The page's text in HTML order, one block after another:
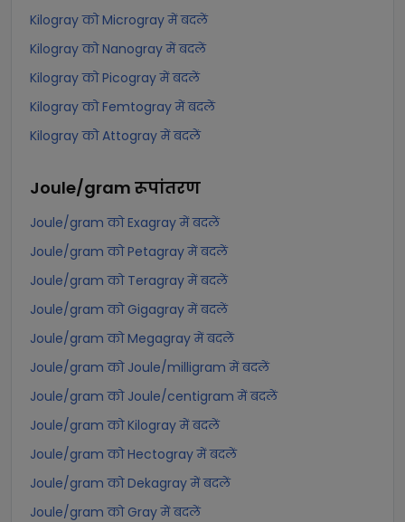
Kilogray को Microgray में बदलें
Kilogray को Nanogray में बदलें
Kilogray को Picogray में बदलें
Kilogray को Femtogray में बदलें
Kilogray को Attogray में बदलें
Joule/gram रूपांतरण
Joule/gram को Exagray में बदलें
Joule/gram को Petagray में बदलें
Joule/gram को Teragray में बदलें
Joule/gram को Gigagray में बदलें
Joule/gram को Megagray में बदलें
Joule/gram को Joule/milligram में बदलें
Joule/gram को Joule/centigram में बदलें
Joule/gram को Kilogray में बदलें
Joule/gram को Hectogray में बदलें
Joule/gram को Dekagray में बदलें
Joule/gram को Gray में बदलें